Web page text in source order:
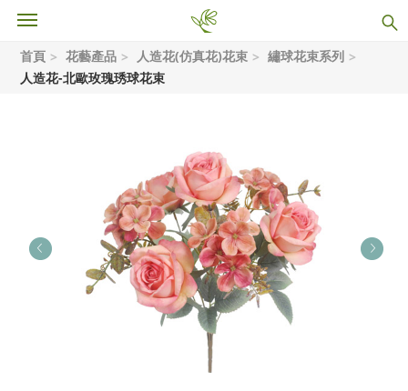
首頁 花藝產品 人造花(仿真花)花束
繡球花束系列
人造花-北歐玫瑰琇球花束